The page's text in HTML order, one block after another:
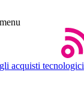
acquisti tecnologici